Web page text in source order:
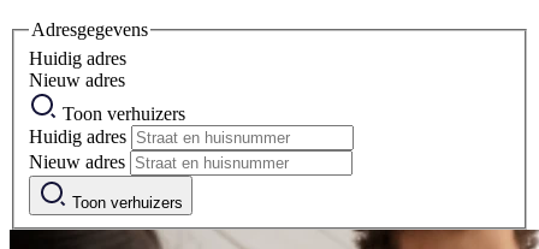
Adresgegevens
Huidig adres
Nieuw adres
Toon verhuizers
Huidig adres
Nieuw adres
Toon verhuizers